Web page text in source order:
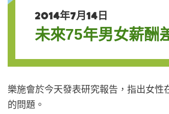
2014年7月14日
未來75年男女薪酬
樂施會於今天發表研究報告，指出女
的問題。